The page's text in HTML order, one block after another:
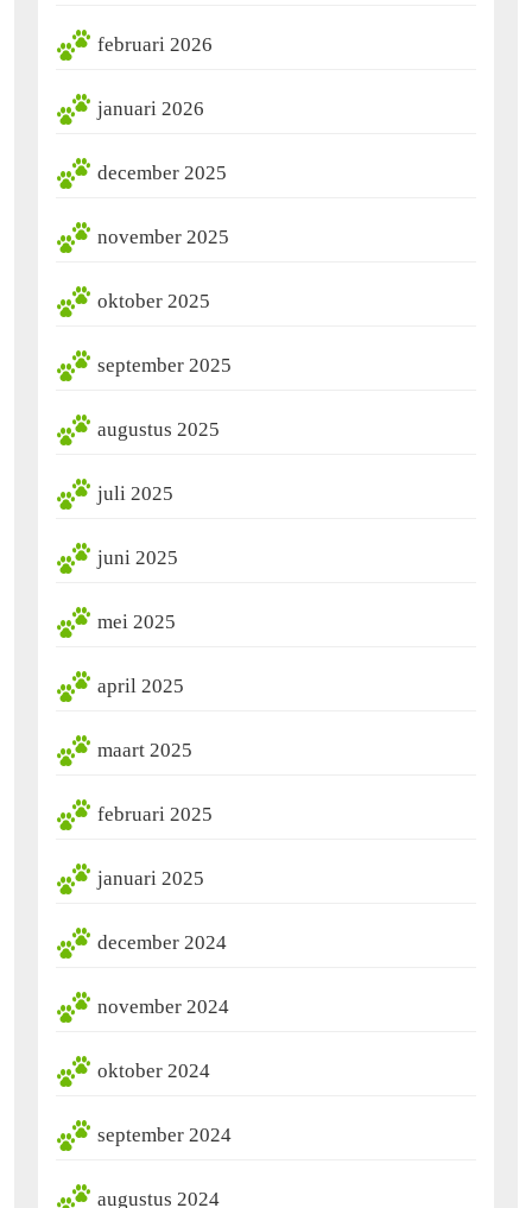
februari 2026
januari 2026
december 2025
november 2025
oktober 2025
september 2025
augustus 2025
juli 2025
juni 2025
mei 2025
april 2025
maart 2025
februari 2025
januari 2025
december 2024
november 2024
oktober 2024
september 2024
augustus 2024